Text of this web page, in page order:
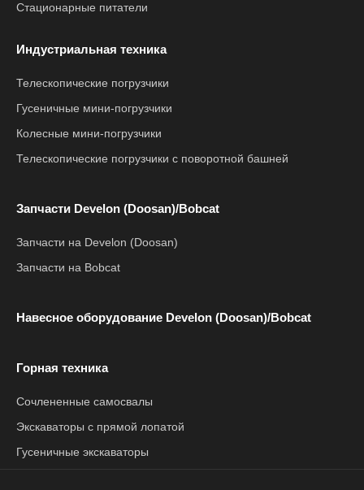
Стационарные питатели
Индустриальная техника
Телескопические погрузчики
Гусеничные мини-погрузчики
Колесные мини-погрузчики
Телескопические погрузчики с поворотной башней
Запчасти Develon (Doosan)/Bobcat
Запчасти на Develon (Doosan)
Запчасти на Bobcat
Навесное оборудование Develon (Doosan)/Bobcat
Горная техника
Сочлененные самосвалы
Экскаваторы с прямой лопатой
Гусеничные экскаваторы